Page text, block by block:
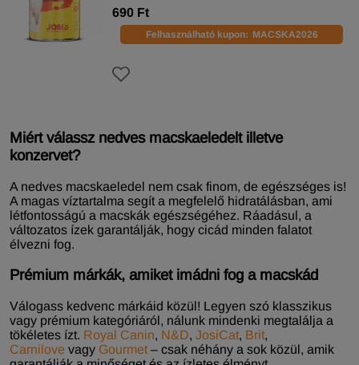
690 Ft
Felhasználható kupon: MACSKA2026
Miért válassz nedves macskaeledelt illetve
konzervet?
A nedves macskaeledel nem csak finom, de egészséges is!
A magas víztartalma segít a megfelelő hidratálásban, ami
létfontosságú a macskák egészségéhez. Ráadásul, a
változatos ízek garantálják, hogy cicád minden falatot
élvezni fog.
Prémium márkák, amiket imádni fog a macskád
Válogass kedvenc márkáid közül! Legyen szó klasszikus
vagy prémium kategóriáról, nálunk mindenki megtalálja a
tökéletes ízt. Royal Canin, N&D, JosiCat, Brit,
Carnilove vagy Gourmet – csak néhány a sok közül, amik